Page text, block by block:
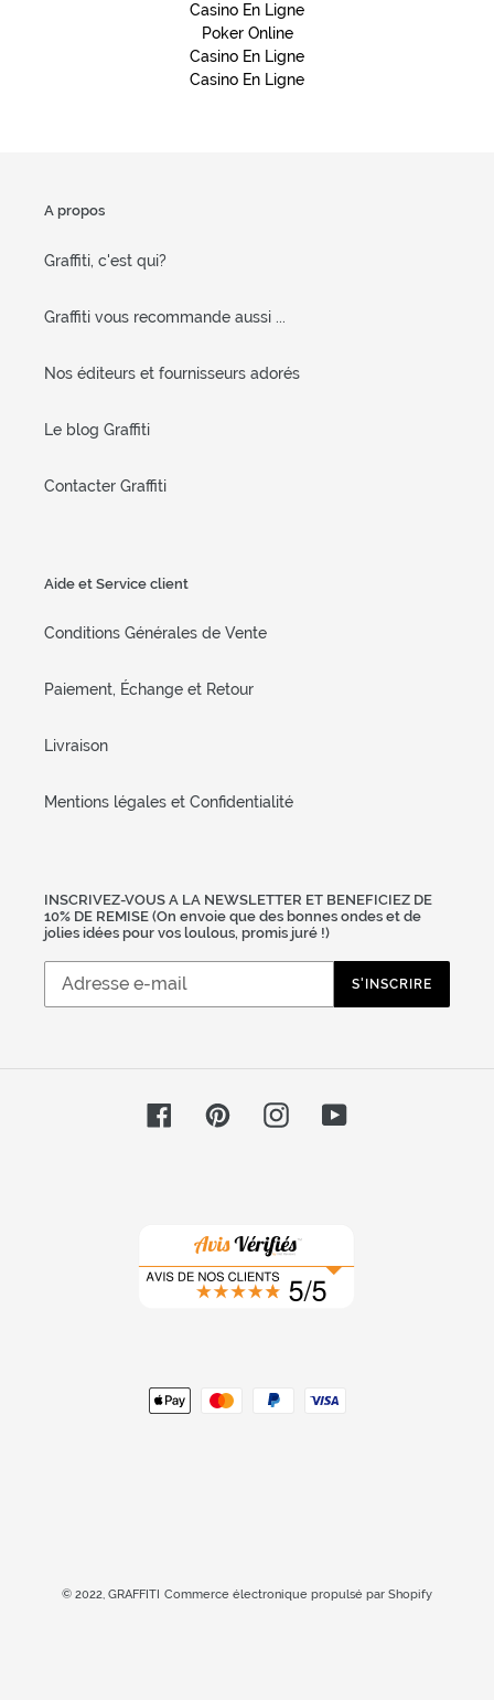
Casino En Ligne
Poker Online
Casino En Ligne
Casino En Ligne
A propos
Graffiti, c'est qui?
Graffiti vous recommande aussi ...
Nos éditeurs et fournisseurs adorés
Le blog Graffiti
Contacter Graffiti
Aide et Service client
Conditions Générales de Vente
Paiement, Échange et Retour
Livraison
Mentions légales et Confidentialité
INSCRIVEZ-VOUS A LA NEWSLETTER ET BENEFICIEZ DE
10% DE REMISE (On envoie que des bonnes ondes et de
jolies idées pour vos loulous, promis juré !)
S'INSCRIRE
FacebookPinterestInstagramYouTube
© 2022, GRAFFITI Commerce électronique propulsé par Shopify